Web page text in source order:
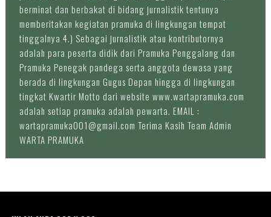
berminat dan berbakat di bidang jurnalistik tentunya
memberitakan kegiatan pramuka di lingkungan tempat
tinggalnya 4.) Sebagai jurnalistik atau kontributornya
adalah para peserta didik dari Pramuka Penggalang dan
Pramuka Penegak pandega serta anggota dewasa yang
berada di lingkungan Gugus Depan hingga di lingkungan
tingkat Kwartir Motto dari website www.wartapramuka.com
adalah setiap pramuka adalah pewarta. EMAIL :
wartapramuka001@gmail.com Terima Kasih Team Admin
WARTA PRAMUKA